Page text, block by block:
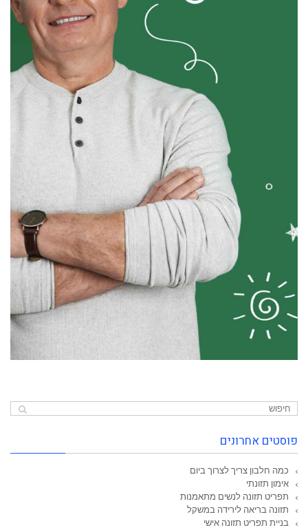
פוסטים אחרונים
כמה חלבון צריך לצרוך ביום
אימון תזונתי
תפריט תזונה לנשים מתאמנות
תזונה בריאה לירידה במשקל
בניית תפריט תזונה אישי